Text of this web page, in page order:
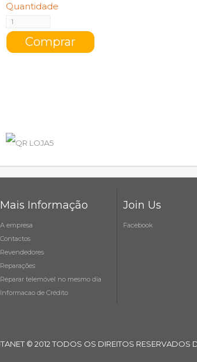
Quantidade
Mais Informação
A empresa
Contactos
Revendedores
Reparações
Reparar telemóvel no mesmo dia
Informacao de Crédito
Join Us
Facebook
© 2012 TODOS OS DIREITOS RESERVADOS